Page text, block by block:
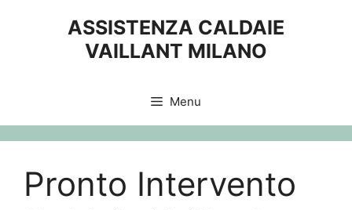
ASSISTENZA CALDAIE
VAILLANT MILANO
Menu
Pronto Intervento